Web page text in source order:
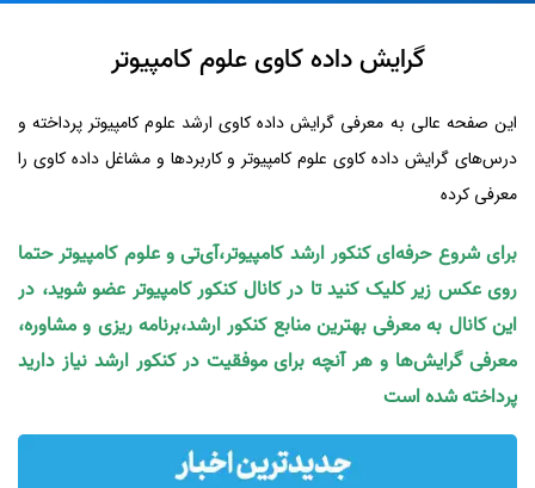
گرایش داده کاوی علوم کامپیوتر
این صفحه عالی به معرفی گرایش داده کاوی ارشد علوم کامپیوتر پرداخته و
درس‌های گرایش داده‌ کاوی علوم کامپیوتر و کاربردها و مشاغل داده‌ کاوی را
معرفی کرده
برای شروع حرفه‌ای کنکور ارشد کامپیوتر،آی‌تی و علوم کامپیوتر حتما
روی عکس زیر کلیک کنید تا در کانال کنکور کامپیوتر عضو شوید، در
این کانال به معرفی بهترین منابع کنکور ارشد،برنامه ریزی و مشاوره،
معرفی گرایش‌ها و هر آنچه برای موفقیت در کنکور ارشد نیاز دارید
پرداخته شده است